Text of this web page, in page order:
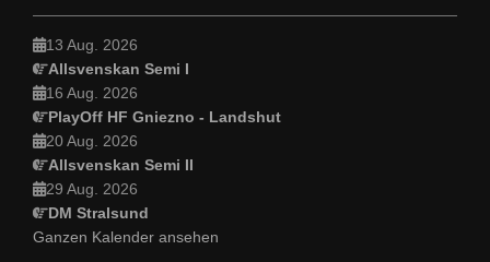
13 Aug. 2026
Allsvenskan Semi I
16 Aug. 2026
PlayOff HF Gniezno - Landshut
20 Aug. 2026
Allsvenskan Semi II
29 Aug. 2026
DM Stralsund
Ganzen Kalender ansehen